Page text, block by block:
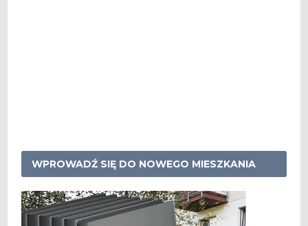
WPROWADŹ SIĘ DO NOWEGO MIESZKANIA